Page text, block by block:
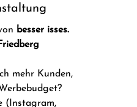
besser isses.
mehr Kunden,
(Instagram,